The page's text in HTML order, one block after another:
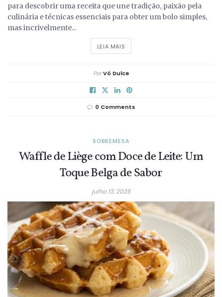
para descobrir uma receita que une tradição, paixão pela
culinária e técnicas essenciais para obter um bolo simples,
mas incrivelmente...
LEIA MAIS
Por Vó Dulce
0 Comments
SOBREMESA
Waffle de Liège com Doce de Leite: Um
Toque Belga de Sabor
julho 13, 2025